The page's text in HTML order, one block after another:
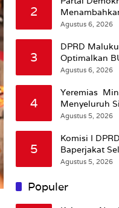
2
Pendukung
Agustus 6, 2026
3
DPRD
Optimalkan
Ketimbang
Agustus 6, 2026
4
Yeremias
Menyeluruh
Operasional
Agustus 5, 2026
5
Komisi I
Baperjakat
Pejabat
Agustus 5, 2026
Populer